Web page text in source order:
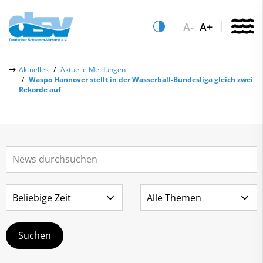
A- A+
Aktuelles
Aktuelle Meldungen
Waspo Hannover stellt in der Wasserball-Bundesliga gleich zwei
Rekorde auf
Über uns
Aktuelles
Leistungs- & Wettkampfsport
Schwimmen lernen
Sportentwicklung
Service
Vereinsfinder
Lizenzwesen
Zentrale Hinweisstelle
Anti-Doping
Recht auf sicheren Schwimmsport
Abteilungen